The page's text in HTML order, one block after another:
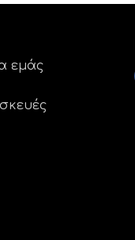
εμάς